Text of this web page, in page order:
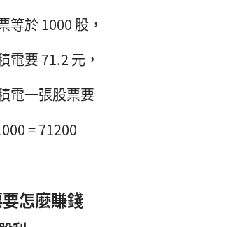
等於 1000 股，
電要 71.2 元，
電一張股票要
= 71200
怎麼賺錢